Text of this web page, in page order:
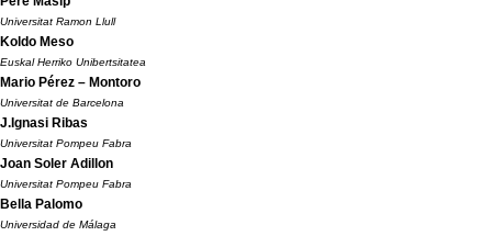
Universitat Ramon Llull
Koldo Meso
Euskal Herriko Unibertsitatea
Mario Pérez – Montoro
Universitat de Barcelona
J.Ignasi Ribas
Universitat Pompeu Fabra
Joan Soler Adillon
Universitat Pompeu Fabra
Bella Palomo
Universidad de Málaga